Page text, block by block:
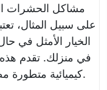
مشاكل الحشرات
على سبيل المثال،
الخيار الأمثل في
في منزلك. تقدم هذه
كيميائية متطورة مصممة خصيصًا للتعامل مع الصراصير.